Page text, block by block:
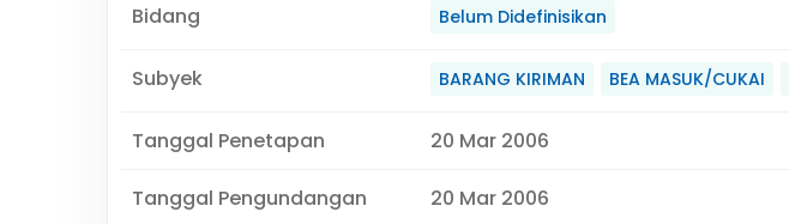
Bidang Belum Didefinisikan
Subyek BARANG KIRIMAN BEA MASUK/CUKAI
Tanggal Penetapan 20 Mar 2006
Tanggal Pengundangan 20 Mar 2006